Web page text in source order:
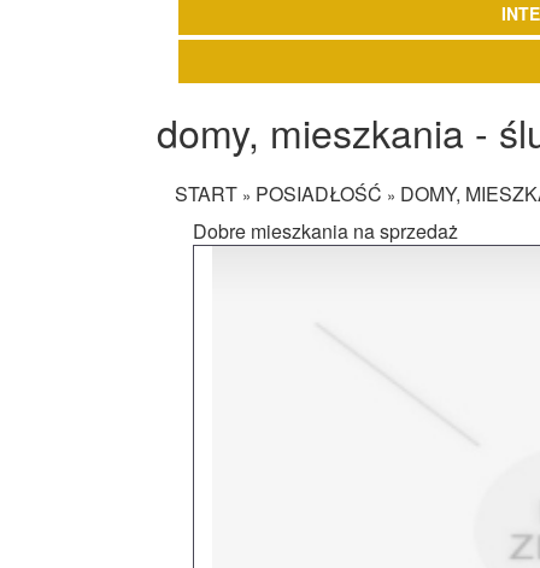
domy, mieszkania -
START » POSIADŁOŚĆ » DOMY,
Dobre mieszkania na sprzedaż